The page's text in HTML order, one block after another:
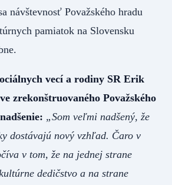
návštevnosť Považského hradu
pamiatok na Slovensku
vecí a rodiny SR Erik
zrekonštruovaného Považského
„Som veľmi nadšený, že
dostávajú nový vzhľad. Čaro v
v tom, že na jednej strane
dedičstvo a na strane